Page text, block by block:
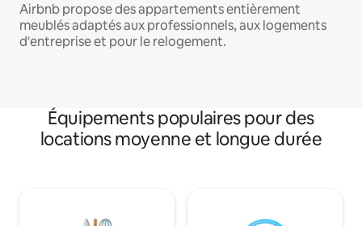
Airbnb propose des appartements entièrement
meublés adaptés aux professionnels, aux logements
d'entreprise et pour le relogement.
Équipements populaires pour des
locations moyenne et longue durée